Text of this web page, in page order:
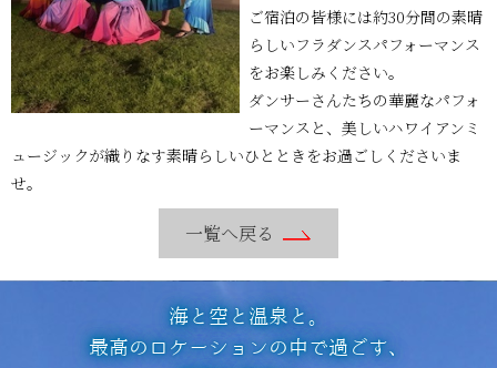
ご宿泊の皆様には約30分間の素晴
らしいフラダンスパフォーマンス
をお楽しみください。
ダンサーさんたちの華麗なパフォ
ーマンスと、美しいハワイアンミ
ュージックが織りなす素晴らしいひとときをお過ごしくださいま
せ。
一覧へ戻る
海と空と温泉と。
最高のロケーションの中で過ごす、